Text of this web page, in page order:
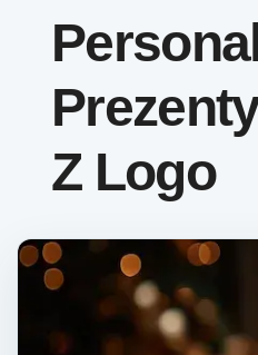
Z Logo